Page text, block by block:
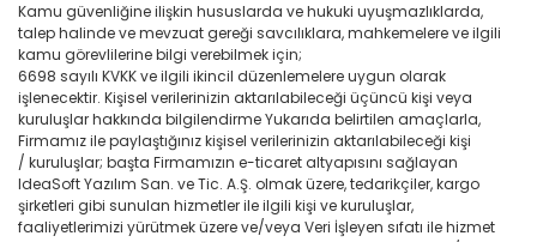
Kamu güvenliğine ilişkin hususlarda ve hukuki uyuşmazlıklarda,
talep halinde ve mevzuat gereği savcılıklara, mahkemelere ve ilgili
kamu görevlilerine bilgi verebilmek için;
6698 sayılı KVKK ve ilgili ikincil düzenlemelere uygun olarak
işlenecektir. Kişisel verilerinizin aktarılabileceği üçüncü kişi veya
kuruluşlar hakkında bilgilendirme Yukarıda belirtilen amaçlarla,
Firmamız ile paylaştığınız kişisel verilerinizin aktarılabileceği kişi
/ kuruluşlar; başta Firmamızın e-ticaret altyapısını sağlayan
IdeaSoft Yazılım San. ve Tic. A.Ş. olmak üzere, tedarikçiler, kargo
şirketleri gibi sunulan hizmetler ile ilgili kişi ve kuruluşlar,
faaliyetlerimizi yürütmek üzere ve/veya Veri İşleyen sıfatı ile hizmet